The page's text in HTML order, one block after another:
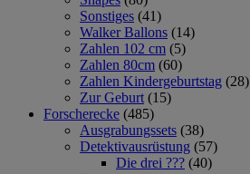
Sonstiges (41)
Walker Ballons (14)
Zahlen 102 cm (5)
Zahlen 80cm (60)
Zahlen Kindergeburtstag (28)
Zur Geburt (15)
Forscherecke (485)
Ausgrabungssets (38)
Detektivausrüstung (57)
Die drei ??? (40)